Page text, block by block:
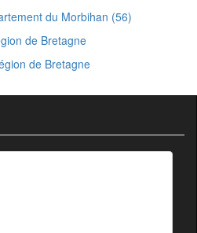
du Morbihan (56)
de Bretagne
de Bretagne